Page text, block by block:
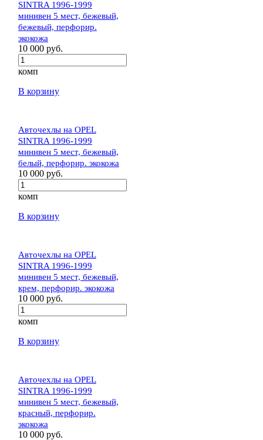
SINTRA 1996-1999
минивен 5 мест, бежевый,
бежевый, перфорир.
экокожа
10 000 руб.
комп
В корзину
Авточехлы на OPEL
SINTRA 1996-1999
минивен 5 мест, бежевый,
белый, перфорир. экокожа
10 000 руб.
комп
В корзину
Авточехлы на OPEL
SINTRA 1996-1999
минивен 5 мест, бежевый,
крем, перфорир. экокожа
10 000 руб.
комп
В корзину
Авточехлы на OPEL
SINTRA 1996-1999
минивен 5 мест, бежевый,
красный, перфорир.
экокожа
10 000 руб.